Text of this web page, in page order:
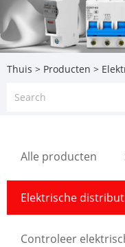
Thuis > Producten >
Alle producten
Elektrische
Controleer